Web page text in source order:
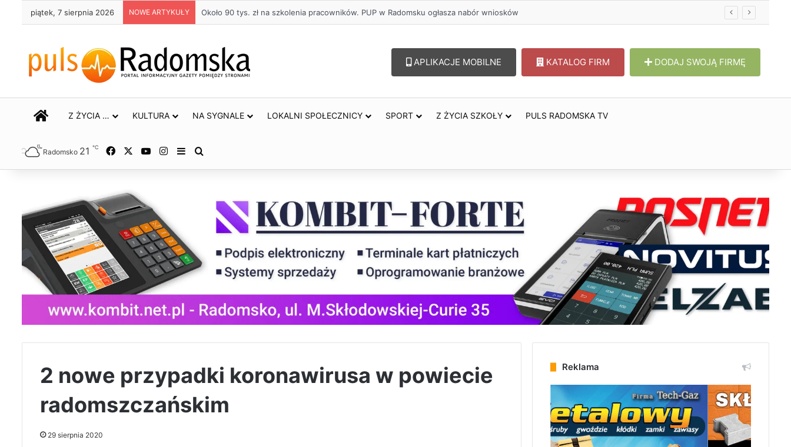
piątek, 7 sierpnia 2026 NOWE ARTYKUŁY Życie bez alkoholu – lepszy wybór. Radomsko włącza się w Miesiąc Trzeźwości
APLIKACJE MOBILNE KATALOG FIRM DODAJ SWOJĄ FIRMĘ
STRONA GŁÓWNA
Z ŻYCIA … KULTURA NA SYGNALE LOKALNI SPOŁECZNICY SPORT Z ŻYCIA SZKOŁY PULS RADOMSKA TV
Radomsko 21 ℃ Facebook YouTubeInstagram
Sidebar
2 nowe przypadki koronawirusa w powiecie
radomszczańskim
29 sierpnia 2020
Reklama